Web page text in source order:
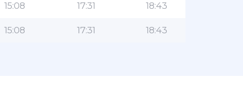
15:08 17:31 18:43
15:08 17:31 18:43